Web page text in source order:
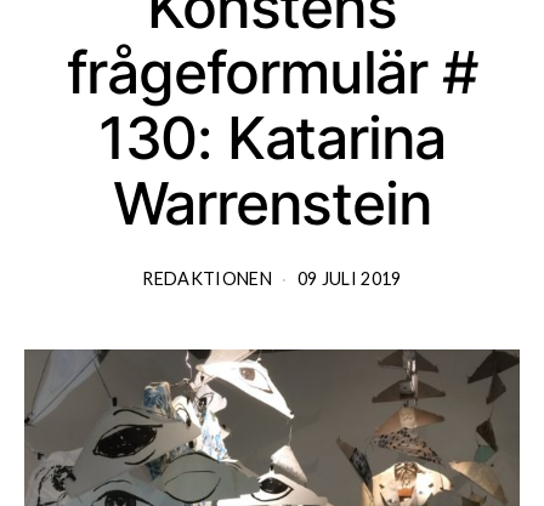
frågeformulär #
130: Katarina
Warrenstein
REDAKTIONEN 09 JULI 2019